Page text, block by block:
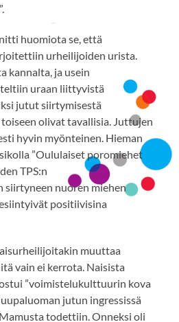
huomiota se, että
urheilijoiden urista.
kannalta, ja usein
uraan liittyvistä
jutut siirtymisestä
olivat tavallisia. Juttujen
hyvin myönteinen. Hieman
”Oululaiset poromiehet
TPS:n
siirtyneen nuoren miehen
positiivisina
muuttaa
vain ei kerrota. Naisista
”voimistelukulttuurin kova
jutun ingressissä
todettiin. Onneksi oli